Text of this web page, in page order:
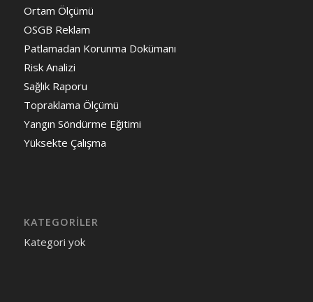
Ortam Ölçümü
OSGB Reklam
Patlamadan Korunma Dokümanı
Risk Analizi
Sağlık Raporu
Topraklama Ölçümü
Yangın Söndürme Eğitimi
Yüksekte Çalışma
KATEGORILER
Kategori yok